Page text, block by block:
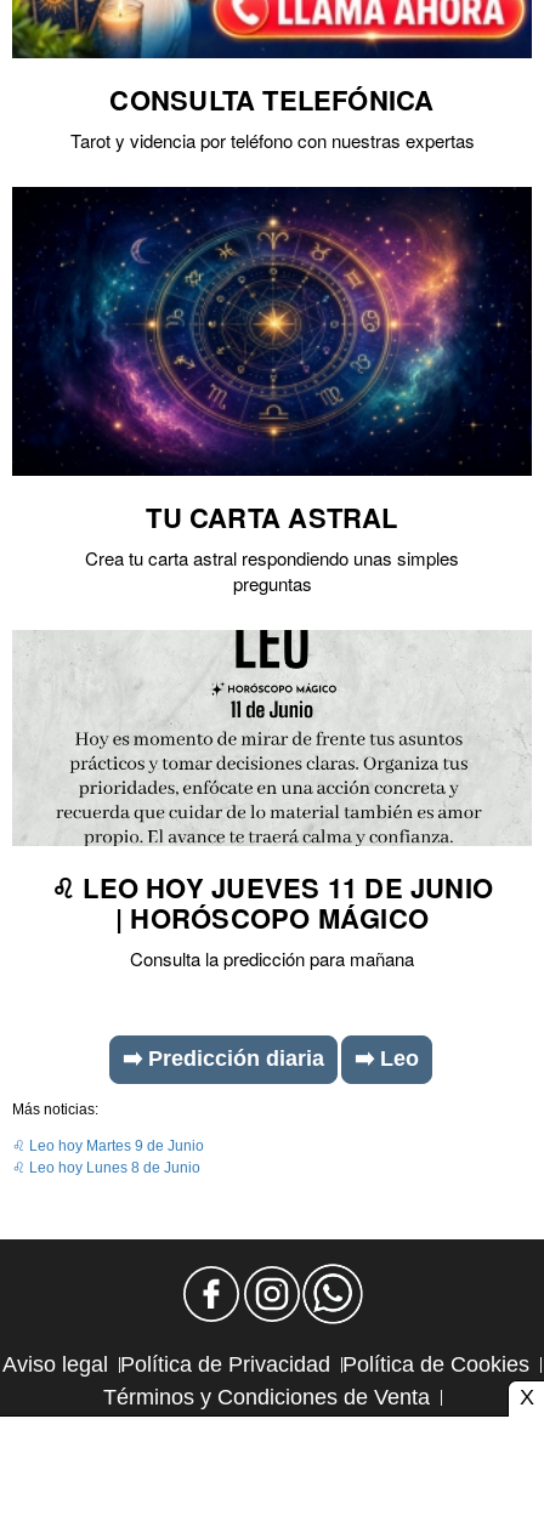
CONSULTA TELEFÓNICA
Tarot y videncia por teléfono con nuestras expertas
TU CARTA ASTRAL
Crea tu carta astral respondiendo unas simples
preguntas
♌ LEO HOY JUEVES 11 DE JUNIO
| HORÓSCOPO MÁGICO
Consulta la predicción para mañana
➡️ Predicción diaria ➡️ Leo
Más noticias:
♌ Leo hoy Martes 9 de Junio
♌ Leo hoy Lunes 8 de Junio
Aviso legal Política de Privacidad
Política de Cookies
Términos y Condiciones de Venta
X